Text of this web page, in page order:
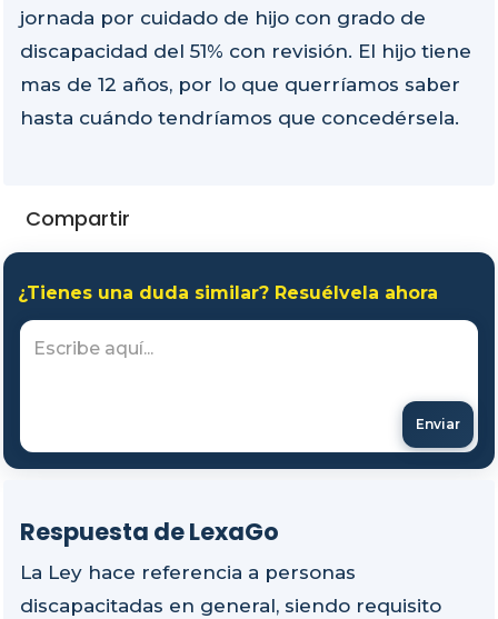
jornada por cuidado de hijo con grado de
discapacidad del 51% con revisión. El hijo tiene
mas de 12 años, por lo que querríamos saber
hasta cuándo tendríamos que concedérsela.
Compartir
¿Tienes una duda similar? Resuélvela ahora
Enviar
Respuesta de LexaGo
La Ley hace referencia a personas
discapacitadas en general, siendo requisito